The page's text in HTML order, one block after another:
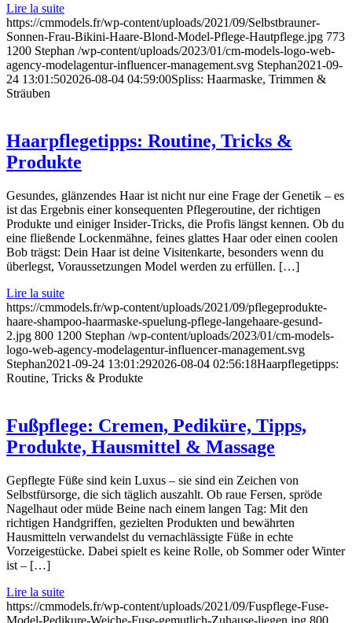
Lire la suite
https://cmmodels.fr/wp-content/uploads/2021/09/Selbstbrauner-
Sonnen-Frau-Bikini-Haare-Blond-Model-Pflege-Hautpflege.jpg 773
1200 Stephan /wp-content/uploads/2023/01/cm-models-logo-web-
agency-modelagentur-influencer-management.svg Stephan2021-09-
24 13:01:502026-08-04 04:59:00Spliss: Haarmaske, Trimmen &
Sträuben
Haarpflegetipps: Routine, Tricks &
Produkte
Gesundes, glänzendes Haar ist nicht nur eine Frage der Genetik – es
ist das Ergebnis einer konsequenten Pflegeroutine, der richtigen
Produkte und einiger Insider-Tricks, die Profis längst kennen. Ob du
eine fließende Lockenmähne, feines glattes Haar oder einen coolen
Bob trägst: Dein Haar ist deine Visitenkarte, besonders wenn du
überlegst, Voraussetzungen Model werden zu erfüllen. […]
Lire la suite
https://cmmodels.fr/wp-content/uploads/2021/09/pflegeprodukte-
haare-shampoo-haarmaske-spuelung-pflege-langehaare-gesund-
2.jpg 800 1200 Stephan /wp-content/uploads/2023/01/cm-models-
logo-web-agency-modelagentur-influencer-management.svg
Stephan2021-09-24 13:01:292026-08-04 02:56:18Haarpflegetipps:
Routine, Tricks & Produkte
Fußpflege: Cremen, Pediküre, Tipps,
Produkte, Hausmittel & Massage
Gepflegte Füße sind kein Luxus – sie sind ein Zeichen von
Selbstfürsorge, die sich täglich auszahlt. Ob raue Fersen, spröde
Nagelhaut oder müde Beine nach einem langen Tag: Mit den
richtigen Handgriffen, gezielten Produkten und bewährten
Hausmitteln verwandelst du vernachlässigte Füße in echte
Vorzeigestücke. Dabei spielt es keine Rolle, ob Sommer oder Winter
ist – […]
Lire la suite
https://cmmodels.fr/wp-content/uploads/2021/09/Fuspflege-Fuse-
Model-Pedikure-Weiche-Fuse-gemutlich-Zuhause-liegen.jpg 800